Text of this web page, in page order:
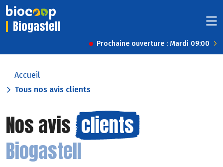
Biogastell
Prochaine ouverture : Mardi 09:00
Accueil
Tous nos avis clients
Nos avis clients
Biogastell